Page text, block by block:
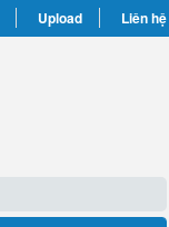
Upload Liên hệ